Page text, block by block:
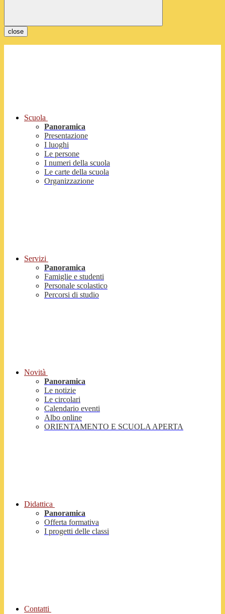
close
Scuola
Panoramica
Presentazione
I luoghi
Le persone
I numeri della scuola
Le carte della scuola
Organizzazione
Servizi
Panoramica
Famiglie e studenti
Personale scolastico
Percorsi di studio
Novità
Panoramica
Le notizie
Le circolari
Calendario eventi
Albo online
ORIENTAMENTO E SCUOLA APERTA
Didattica
Panoramica
Offerta formativa
I progetti delle classi
Contatti